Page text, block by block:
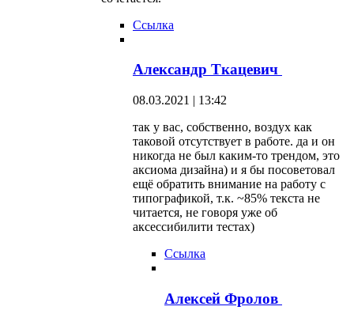
Ссылка
Александр Ткацевич
08.03.2021 | 13:42
так у вас, собственно, воздух как
таковой отсутствует в работе. да и он
никогда не был каким-то трендом, это
аксиома дизайна) и я бы посоветовал
ещё обратить внимание на работу с
типографикой, т.к. ~85% текста не
читается, не говоря уже об
аксессибилити тестах)
Ссылка
Алексей Фролов